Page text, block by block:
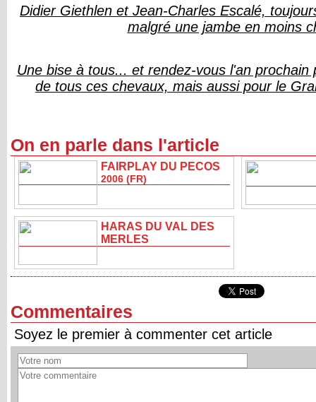
Didier Giethlen et Jean-Charles Escalé,
malgré une jambe en moins
Une bise à tous... et rendez-vous l'an prochain
de tous ces chevaux, mais aussi pour le
On en parle dans l'article
FAIRPLAY DU PECOS
2006 (FR)
HARAS DU VAL DES
MERLES
Commentaires
Soyez le premier à commenter cet article